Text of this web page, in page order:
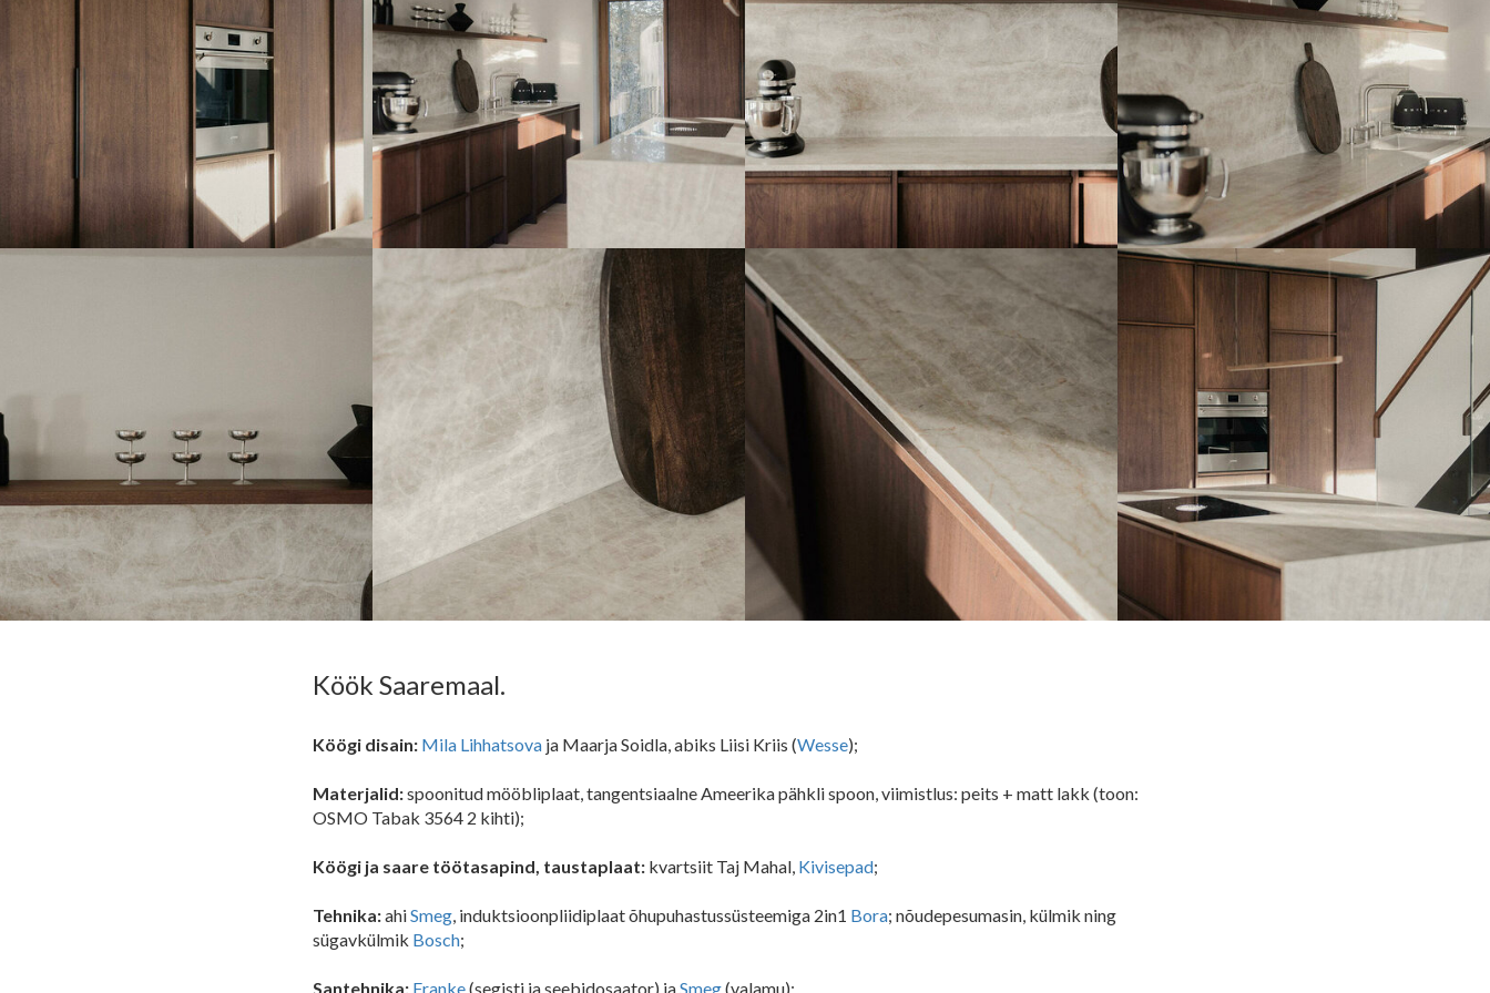
Köök Saaremaal.
Köögi disain: Mila Lihhatsova ja Maarja Soidla, abiks Liisi Kriis (Wesse);
Materjalid:spoonitud mööbliplaat, tangentsiaalne Ameerika pähkli spoon, viimistlus: peits + matt lakk (toon:
OSMO Tabak 3564 2 kihti);
Köögi ja saare töötasapind, taustaplaat: kvartsiit Taj Mahal, Kivisepad;
Tehnika:ahiSmeg, induktsioonpliidiplaat õhupuhastussüsteemiga 2in1 Bora; nõudepesumasin, külmik ning
sügavkülmik Bosch;
Santehnika: Franke(segisti ja seebidosaator) jaSmeg(valamu);